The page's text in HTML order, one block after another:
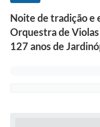
Noite de tradição e
Orquestra de Violas
127 anos de